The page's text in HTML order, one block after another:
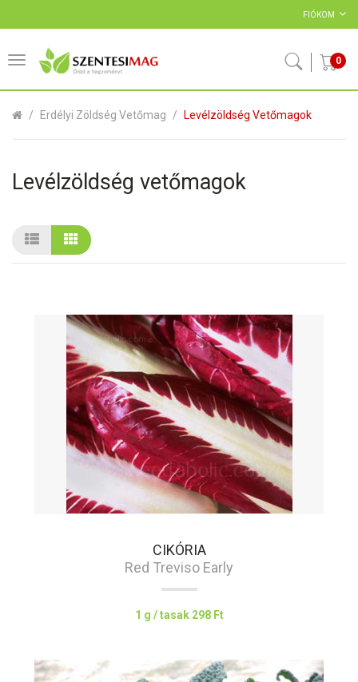
FIÓKOM
0
Erdélyi Zöldség Vetőmag Levélzöldség Vetőmagok
Levélzöldség vetőmagok
CIKÓRIA
Red Treviso Early
1 g / tasak 298 Ft